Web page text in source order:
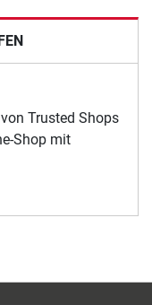
Trusted Shops
Shop mit